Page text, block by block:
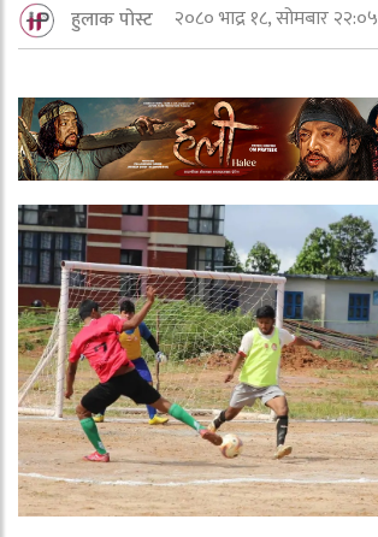
हुलाक पोस्ट २०८० भाद्र १८, सोमबार २२:०५